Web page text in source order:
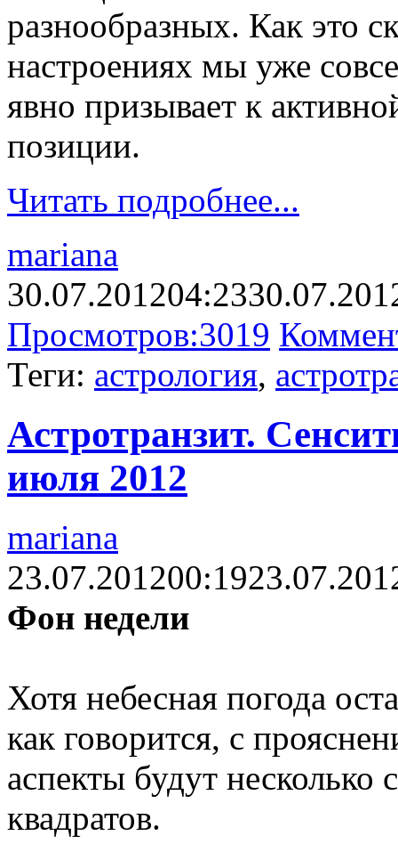
разнообразных. Как это
настроениях мы уже
явно призывает к
позиции.
Читать подробнее...
mariana
30.07.201204:23
Просмотров:3019
Теги: астрология,
Астротранзит.
июля 2012
mariana
23.07.201200:19
Фон недели
Хотя небесная погода
как говорится, с
аспекты будут несколько
квадратов.